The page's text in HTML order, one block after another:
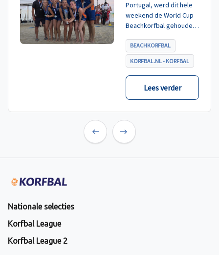
Portugal, werd dit hele
weekend de World Cup
Beachkorfbal gehouden.
tegen België, die
eindigde in shoot-outs,
was het Nederland dat
er met het goud vandoor
BEACHKORFBAL
KORFBAL.NL - KORFBAL
Lees verder
Nationale selecties
Korfbal League
Korfbal League 2